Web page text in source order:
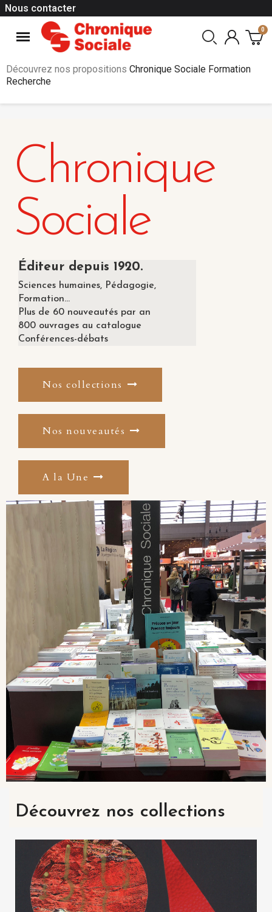
Nous contacter
Découvrez nos propositions Chronique Sociale Formation
Recherche
Chronique
Sociale
Éditeur depuis 1920.
Sciences humaines, Pédagogie,
Formation...
Plus de 60 nouveautés par an
800 ouvrages au catalogue
Conférences-débats
Nos collections
Nos nouveautés
A la Une
Découvrez nos collections